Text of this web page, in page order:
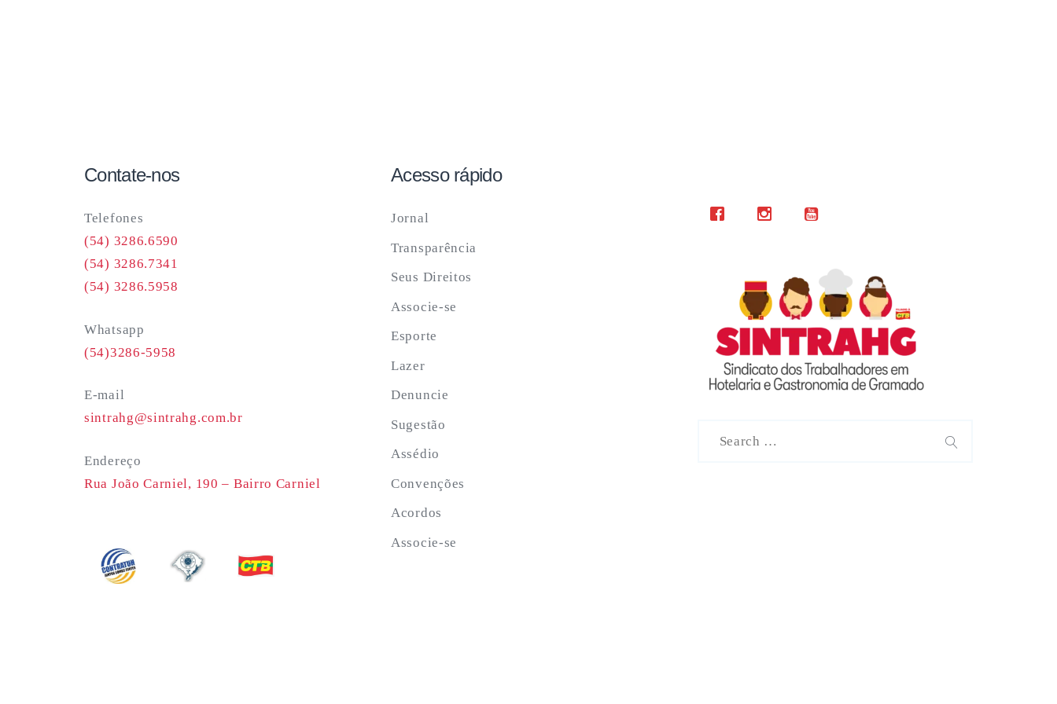
Contate-nos
Telefones
(54) 3286.6590
(54) 3286.7341
(54) 3286.5958
Whatsapp
(54)3286-5958
E-mail
sintrahg@sintrahg.com.br
Endereço
Rua João Carniel, 190 – Bairro Carniel
Acesso rápido
Jornal
Transparência
Seus Direitos
Associe-se
Esporte
Lazer
Denuncie
Sugestão
Assédio
Convenções
Acordos
Associe-se